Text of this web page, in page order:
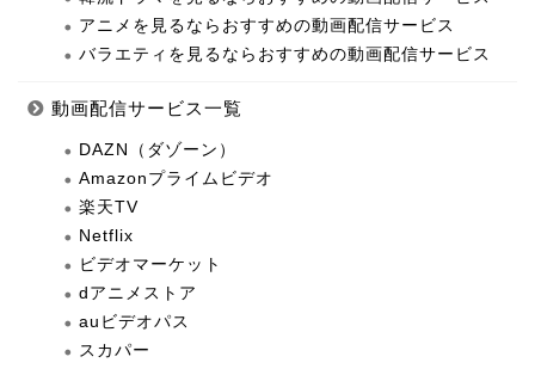
アニメを見るならおすすめの動画配信サービス
バラエティを見るならおすすめの動画配信サービス
動画配信サービス一覧
DAZN（ダゾーン）
Amazonプライムビデオ
楽天TV
Netflix
ビデオマーケット
dアニメストア
auビデオパス
スカパー